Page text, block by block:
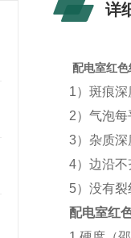
详
配电室红
1）斑痕
2）气泡
3）杂质
4）边沿
5）没有裂
配电室红